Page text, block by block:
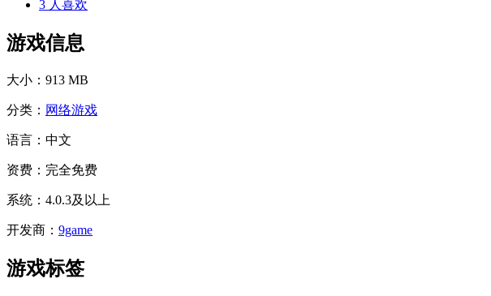
3 人喜欢
游戏信息
大小： 913 MB
分类： 网络游戏
语言： 中文
资费： 完全免费
系统： 4.0.3及以上
开发商： 9game
游戏标签